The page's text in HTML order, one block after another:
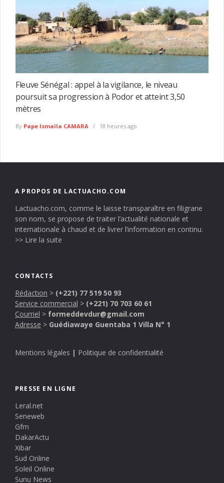
Fleuve Sénégal : appel à la vigilance, le niveau
poursuit sa progression à Podor et atteint 3,50
mètres
By Pape Ismaïla CAMARA 18 heures ago
A PROPOS DE LACTUACHO.COM
Lactuacho.com, comme le laisse transparaître en filigrane
son nom, se propose de traiter l’actualité nationale et
internationale à chaud et de livrer l’information en continu.
>> Lire la suite
CONTACTS
Rédaction > (+221) 77 519 50 93
Service commercial > (+221) 70 703 60 61
Courriel > formeddevdur@gmail.com
Adresse > Guédiawaye Guentaba 1 Villa N° 1
Mentions légales | Politique de confidentialité
PRESSE EN LIGNE
Leral.net
Seneweb
Gfm
DakarActu
Xibar
Sud Online
Soleil Online
Sunu News